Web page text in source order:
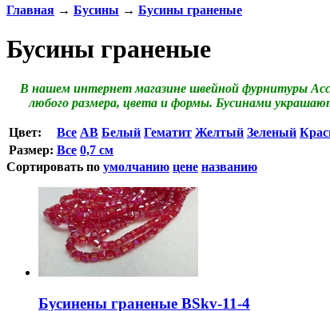
Главная → Бусины → Бусины граненые
Бусины граненые
В нашем интернет магазине швейной фурнитуры
любого размера, цвета и формы. Бусинами
Цвет: Все AB Белый Гематит Желтый Зеленый
Размер: Все 0,7 см
Сортировать по умолчанию цене названию
Бусинены граненые BSkv-11-4